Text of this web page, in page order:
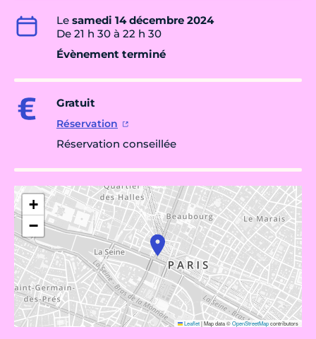
Le samedi 14 décembre 2024
De 21 h 30 à 22 h 30
Évènement terminé
Gratuit
Réservation
Réservation conseillée
+
−
Leaflet|Map data ©OpenStreetMapcontributors